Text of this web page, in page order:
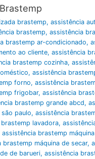
brastemp, assistência
brastemp, assistência
brastemp ar-condicionado,
ao cliente, assistência
brastemp cozinha,
, assistência
forno, assistência
frigobar, assistência
brastemp grande abcd,
paulo, assistência
lavadora,
assistência brastemp
brastemp máquina de secar,
de barueri, assistência